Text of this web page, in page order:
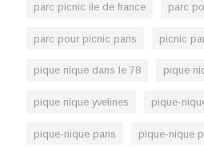
parc picnic ile de france parc
parc pour picnic paris picnic
pique nique dans le 78 pique
pique nique yvelines pique-
pique-nique paris pique-nique